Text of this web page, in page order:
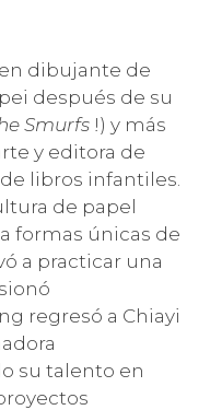
dibujante de
después de su
Smurfs !) y más
y editora de
libros infantiles.
de papel
formas únicas de
a practicar una
regresó a Chiayi
su talento en